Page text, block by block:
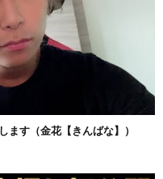
ます（金花【きんばな】）